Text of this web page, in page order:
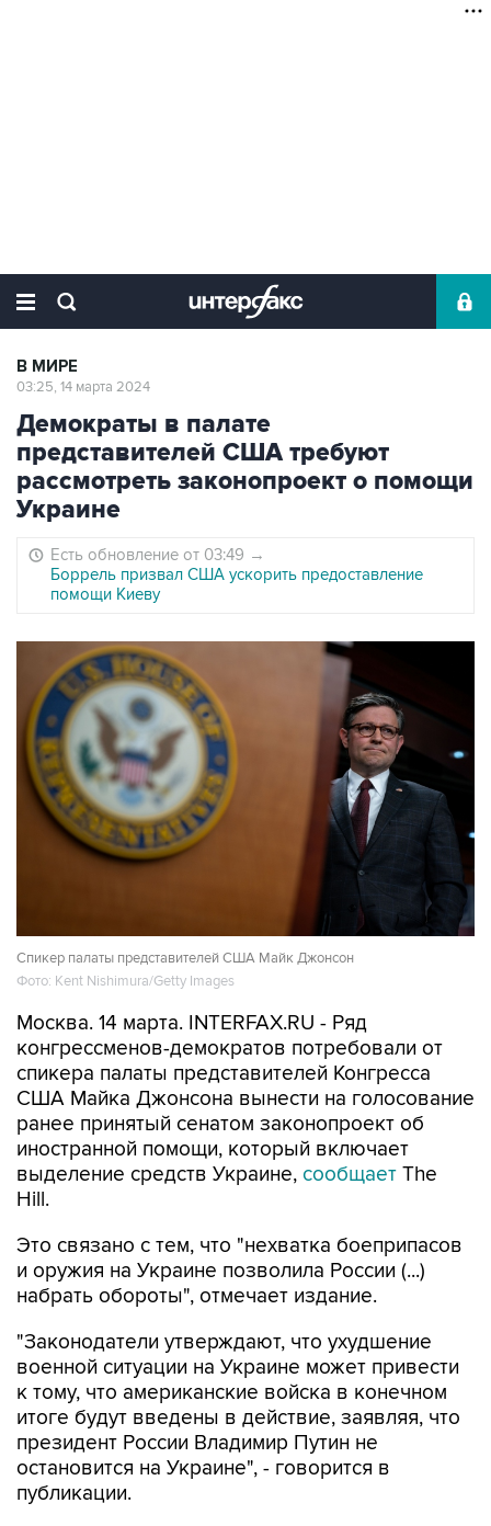
В МИРЕ
03:25, 14 марта 2024
Демократы в палате
представителей США требуют
рассмотреть законопроект о помощи
Украине
Есть обновление от 03:49 →
Боррель призвал США ускорить предоставление
помощи Киеву
Спикер палаты представителей США Майк Джонсон
Фото: Kent Nishimura/Getty Images
Москва. 14 марта. INTERFAX.RU - Ряд
конгрессменов-демократов потребовали от
спикера палаты представителей Конгресса
США Майка Джонсона вынести на голосование
ранее принятый сенатом законопроект об
иностранной помощи, который включает
выделение средств Украине, сообщает The
Hill.
Это связано с тем, что "нехватка боеприпасов
и оружия на Украине позволила России (...)
набрать обороты", отмечает издание.
"Законодатели утверждают, что ухудшение
военной ситуации на Украине может привести
к тому, что американские войска в конечном
итоге будут введены в действие, заявляя, что
президент России Владимир Путин не
остановится на Украине", - говорится в
публикации.